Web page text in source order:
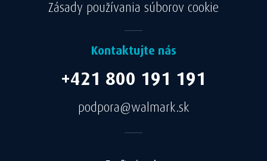
Zásady používania súborov cookie
Kontaktujte nás
+421 800 191 191
podpora@walmark.sk